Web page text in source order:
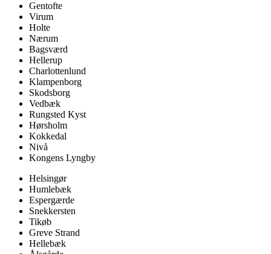
Gentofte
Virum
Holte
Nærum
Bagsværd
Hellerup
Charlottenlund
Klampenborg
Skodsborg
Vedbæk
Rungsted Kyst
Hørsholm
Kokkedal
Nivå
Kongens Lyngby
Helsingør
Humlebæk
Espergærde
Snekkersten
Tikøb
Greve Strand
Hellebæk